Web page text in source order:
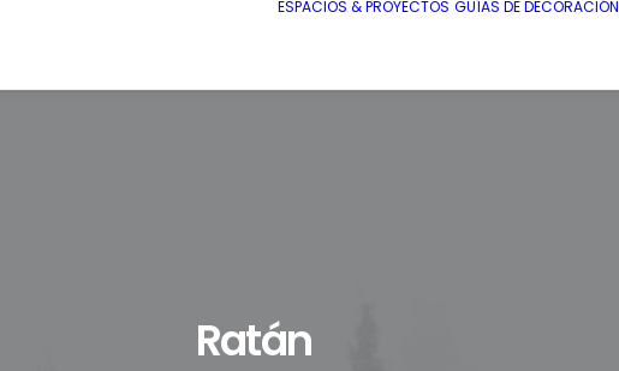
ESPACIOS & PROYECTOS GUÍAS DE DECORACIÓN
Ratán